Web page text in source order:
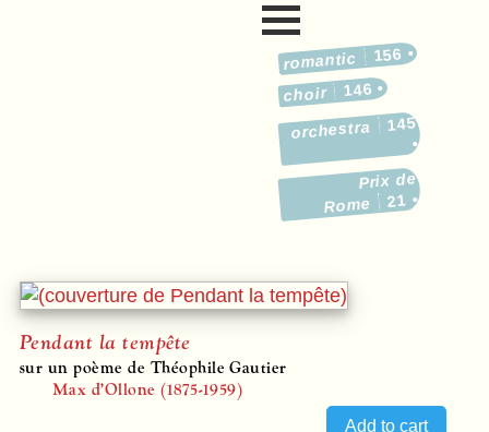
romantic 156
choir 146
orchestra 145
Prix de
Rome 21
Pendant la tempête
sur un poème de Théophile Gautier
Max d’Ollone (1875-1959)